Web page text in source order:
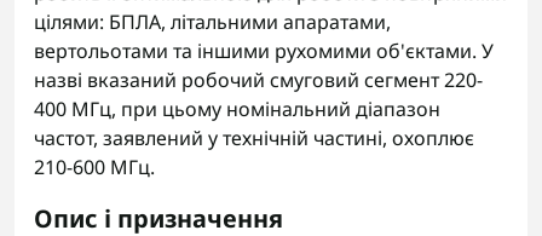
цілями: БПЛА, літальними апаратами,
вертольотами та іншими рухомими об'єктами. У
назві вказаний робочий смуговий сегмент 220-
400 МГц, при цьому номінальний діапазон
частот, заявлений у технічній частині, охоплює
210-600 МГц.
Опис і призначення